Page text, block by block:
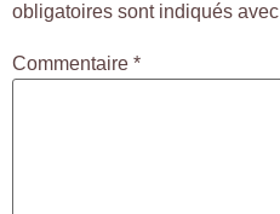
obligatoires sont indiqués avec
Commentaire *